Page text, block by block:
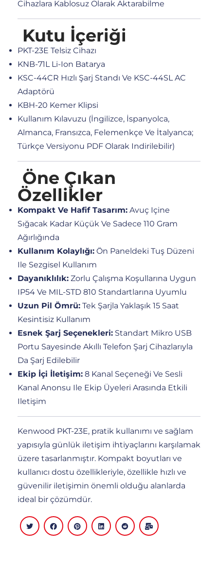
Cihazlara Kablosuz Olarak Aktarabilme
Kutu İçeriği
PKT-23E Telsiz Cihazı
KNB-71L Li-Ion Batarya
KSC-44CR Hızlı Şarj Standı Ve KSC-44SL AC
Adaptörü
KBH-20 Kemer Klipsi
Kullanım Kılavuzu (İngilizce, İspanyolca,
Almanca, Fransızca, Felemenkçe Ve İtalyanca;
Türkçe Versiyonu PDF Olarak Indirilebilir)
Öne Çıkan
Özellikler
Kompakt Ve Hafif Tasarım: Avuç Içine
Sığacak Kadar Küçük Ve Sadece 110 Gram
Ağırlığında
Kullanım Kolaylığı: Ön Paneldeki Tuş Düzeni
Ile Sezgisel Kullanım
Dayanıklılık: Zorlu Çalışma Koşullarına Uygun
IP54 Ve MIL-STD 810 Standartlarına Uyumlu
Uzun Pil Ömrü: Tek Şarjla Yaklaşık 15 Saat
Kesintisiz Kullanım
Esnek Şarj Seçenekleri: Standart Mikro USB
Portu Sayesinde Akıllı Telefon Şarj Cihazlarıyla
Da Şarj Edilebilir
Ekip İçi İletişim: 8 Kanal Seçeneği Ve Sesli
Kanal Anonsu Ile Ekip Üyeleri Arasında Etkili
Iletişim
Kenwood PKT-23E, pratik kullanımı ve sağlam
yapısıyla günlük iletişim ihtiyaçlarını karşılamak
üzere tasarlanmıştır. Kompakt boyutları ve
kullanıcı dostu özellikleriyle, özellikle hızlı ve
güvenilir iletişimin önemli olduğu alanlarda
ideal bir çözümdür.